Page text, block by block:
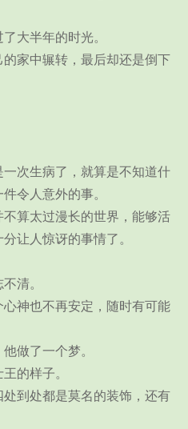
大半年的时光。
家中辗转，最后却还是倒下
次生病了，就算是不知道什
令人意外的事。
算太过漫长的世界，能够活
让人惊讶的事情了。
清。
神也不再安定，随时有可能
做了一个梦。
的样子。
到处都是莫名的装饰，还有